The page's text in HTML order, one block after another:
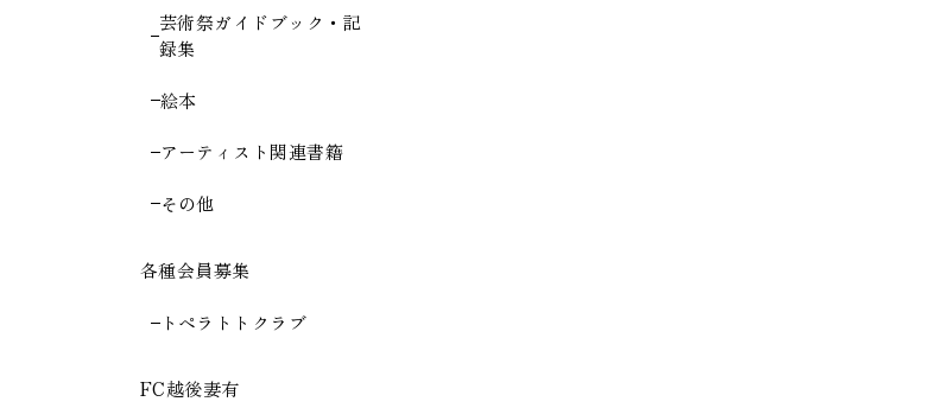
芸術祭ガイドブック・記
録集
絵本
アーティスト関連書籍
その他
各種会員募集
トペラトトクラブ
FC越後妻有